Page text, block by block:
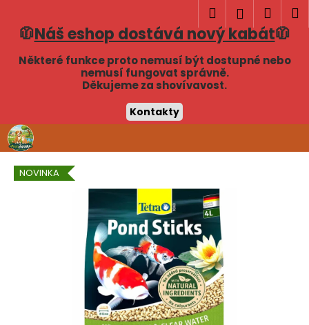
🧥Náš eshop dostává nový kabát🧥
Některé funkce proto nemusí být dostupné nebo
nemusí fungovat správně.
Děkujeme za shovívavost.
Kontakty
Přejít
na
obsah
Hledat
košík
NOVINKA
Zpět
Zpět
o
t
ř
e